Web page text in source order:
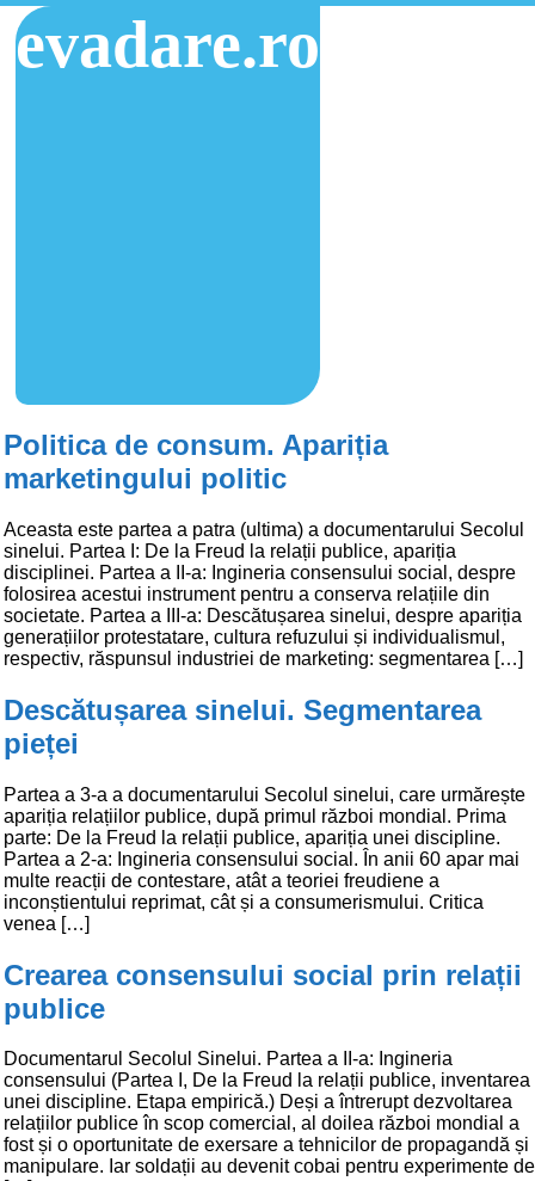
evadare.ro
Politica de consum. Apariția
marketingului politic
Aceasta este partea a patra (ultima) a documentarului Secolul
sinelui. Partea I: De la Freud la relații publice, apariția
disciplinei. Partea a II-a: Ingineria consensului social, despre
folosirea acestui instrument pentru a conserva relațiile din
societate. Partea a III-a: Descătușarea sinelui, despre apariția
generațiilor protestatare, cultura refuzului și individualismul,
respectiv, răspunsul industriei de marketing: segmentarea […]
Descătușarea sinelui. Segmentarea
pieței
Partea a 3-a a documentarului Secolul sinelui, care urmărește
apariția relațiilor publice, după primul război mondial. Prima
parte: De la Freud la relații publice, apariția unei discipline.
Partea a 2-a: Ingineria consensului social. În anii 60 apar mai
multe reacții de contestare, atât a teoriei freudiene a
inconștientului reprimat, cât și a consumerismului. Critica
venea […]
Crearea consensului social prin relații
publice
Documentarul Secolul Sinelui. Partea a II-a: Ingineria
consensului (Partea I, De la Freud la relații publice, inventarea
unei discipline. Etapa empirică.) Deși a întrerupt dezvoltarea
relațiilor publice în scop comercial, al doilea război mondial a
fost și o oportunitate de exersare a tehnicilor de propagandă și
manipulare. Iar soldații au devenit cobai pentru experimente de